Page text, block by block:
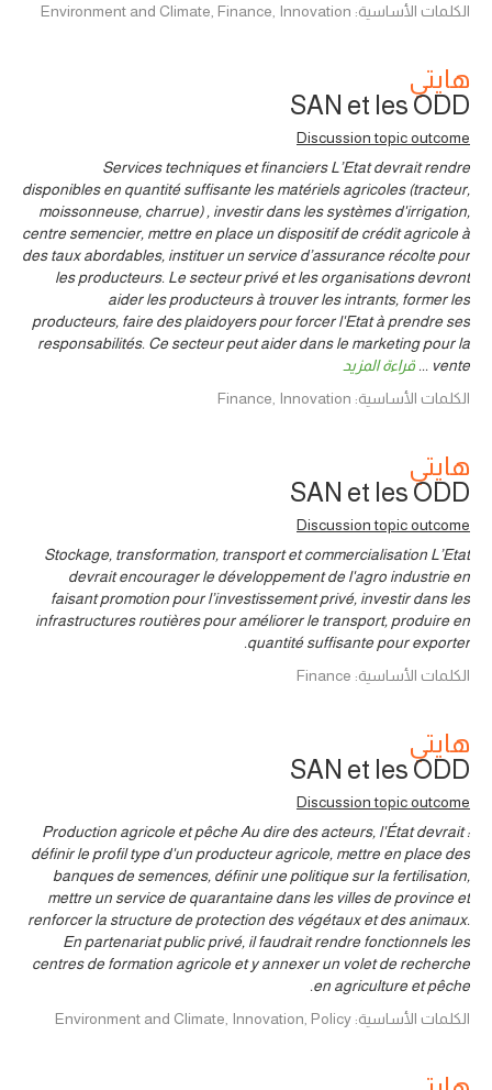
الكلمات الأساسية: Environment and Climate, Finance, Innovation
هايتي
SAN et les ODD
Discussion topic outcome
Services techniques et financiers L’Etat devrait rendre
disponibles en quantité suffisante les matériels agricoles (tracteur,
moissonneuse, charrue) , investir dans les systèmes d'irrigation,
centre semencier, mettre en place un dispositif de crédit agricole à
des taux abordables, instituer un service d’assurance récolte pour
les producteurs. Le secteur privé et les organisations devront
aider les producteurs à trouver les intrants, former les
producteurs, faire des plaidoyers pour forcer l'Etat à prendre ses
responsabilités. Ce secteur peut aider dans le marketing pour la
vente
... قراءة المزيد
الكلمات الأساسية: Finance, Innovation
هايتي
SAN et les ODD
Discussion topic outcome
Stockage, transformation, transport et commercialisation L’Etat
devrait encourager le développement de l'agro industrie en
faisant promotion pour l’investissement privé, investir dans les
infrastructures routières pour améliorer le transport, produire en
quantité suffisante pour exporter.
الكلمات الأساسية: Finance
هايتي
SAN et les ODD
Discussion topic outcome
Production agricole et pêche Au dire des acteurs, l'État devrait :
définir le profil type d'un producteur agricole, mettre en place des
banques de semences, définir une politique sur la fertilisation,
mettre un service de quarantaine dans les villes de province et
renforcer la structure de protection des végétaux et des animaux.
En partenariat public privé, il faudrait rendre fonctionnels les
centres de formation agricole et y annexer un volet de recherche
en agriculture et pêche.
الكلمات الأساسية: Environment and Climate, Innovation, Policy